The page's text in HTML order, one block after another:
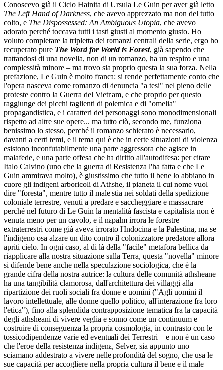
Conoscevo già il Ciclo Hainita di Ursula Le Guin per aver già letto
The Left Hand of Darkness, che avevo apprezzato ma non del tutto
colto, e The Dispossessed: An Ambiguous Utopia, che avevo
adorato perché toccava tutti i tasti giusti al momento giusto. Ho
voluto completare la tripletta dei romanzi centrali della serie, ergo ho
recuperato pure The Word for World is Forest, già sapendo che
trattandosi di una novella, non di un romanzo, ha un respiro e una
complessità minore – ma trovo sia proprio questa la sua forza. Nella
prefazione, Le Guin è molto franca: si rende perfettamente conto che
l'opera nasceva come romanzo di denuncia "a tesi" nel pieno delle
proteste contro la Guerra del Vietnam, e che proprio per questo
raggiunge dei picchi taglienti di polemica e di "omelia"
propagandistica, e i caratteri dei personaggi sono monodimensionali
rispetto ad altre sue opere... ma tutto ciò, secondo me, funziona
benissimo lo stesso, perché il romanzo schierato è necessario,
davanti a certi temi, e il tema qui è che in certe situazioni di violenza
esistono inconfutabilmente una parte aggressora che agisce in
malafede, e una parte offesa che ha diritto all'autodifesa: per citare
Italo Calvino (uno che la guerra di Resistenza l'ha fatta e che Le
Guin ammirava molto), è giustissimo che tutto il bene lo abbiano in
cuore gli indigeni arboricoli di Athshe, il pianeta il cui nome vuol
dire "foresta", mentre tutto il male stia nei soldati della spedizione
coloniale terrestre, venuti a predare e saccheggiare e massacrare –
perché nel futuro di Le Guin la mentalità fascista e capitalista non è
venuta meno per un cavolo, e il napalm irrora le forestre
extraterrestri come già aveva irrorato l'Indocina e la Palestina, ma se
l'indigeno osa alzare un dito contro il colonizzatore predatore allora
apriti cielo. In ogni caso, al di là della "facile" metafora bellica da
riapplicare alla nostra situazione sulla Terra, questa "novella" minore
si difende bene anche nella speculazione sociologica, che è la
grande cifra della nostra autrice: la cultura delle comunità athsheane
ha una tangibilità clamorosa, dall'architettura dei villaggi alla
ripartizione dei ruoli sociali fra donne e uomini ("Agli uomini il
lavoro intellettuale, alle donne quello politico, all'interazione fra loro
l'etica"), fino alla splendida contrapposizione tematica fra la capacità
degli athsheani di vivere veglia e sonno come un continuum e
costruire di conseguenza la propria cosmologia, in contrasto con le
tossicodipendenze varie ed eventuali dei Terrestri – e non è un caso
che l'eroe della resistenza indigena, Selver, sia appunto uno
sciamano addestrato a vivere nelle profondità del sogno, che usa le
sue capacità per accogliere nella propria cultura il bene e il male